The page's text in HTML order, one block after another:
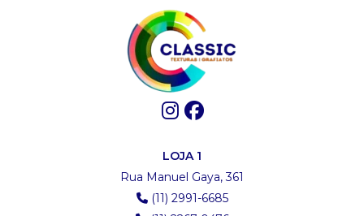
LOJA 1
Rua Manuel Gaya, 361
(11) 2991-6685